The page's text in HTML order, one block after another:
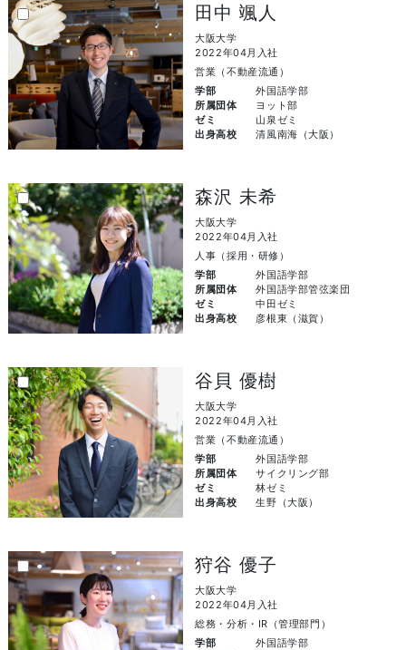
田中 颯人
大阪大学
2022年04月入社
営業（不動産流通）
学部
外国語学部
所属団体
ヨット部
ゼミ
山泉ゼミ
出身高校
清風南海（大阪）
森沢 未希
大阪大学
2022年04月入社
人事（採用・研修）
学部
外国語学部
所属団体
外国語学部管弦楽団
ゼミ
中田ゼミ
出身高校
彦根東（滋賀）
谷貝 優樹
大阪大学
2022年04月入社
営業（不動産流通）
学部
外国語学部
所属団体
サイクリング部
ゼミ
林ゼミ
出身高校
生野（大阪）
狩谷 優子
大阪大学
2022年04月入社
総務・分析・IR（管理部門）
学部
外国語学部